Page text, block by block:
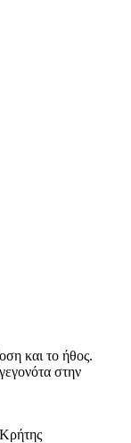
και το ήθος.
στην